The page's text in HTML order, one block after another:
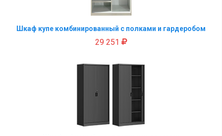
Шкаф купе комбинированный с полками и гардеробом
29 251